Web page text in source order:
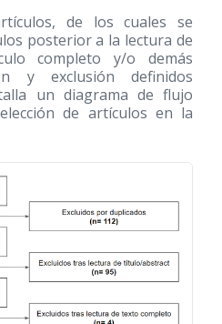
de los cuales se
posterior a la lectura de
completo y/o demás
y exclusión definidos
un diagrama de flujo
de artículos en la